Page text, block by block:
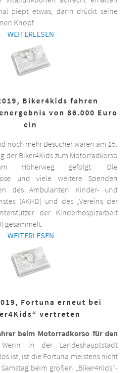
piept etwas, dann drückt seine
Knopf.
WEITERLESEN
Biker4kids fahren
von 86.000 Euro
ein
noch mehr Besucher waren am 15.
der Biker4Kids zum Motorradkorso
Höherweg gefolgt. Die
und viele weitere Spenden
des Ambulanten Kinder- und
(AKHD) und des „Vereins der
der Kinderhospizarbeit
gesammelt.
WEITERLESEN
Fortuna erneut bei
vertreten
beim Motorradkorso für den
Wenn in der Landeshauptstadt
ist, ist die Fortuna meistens nicht
beim großen „Biker4Kids“-